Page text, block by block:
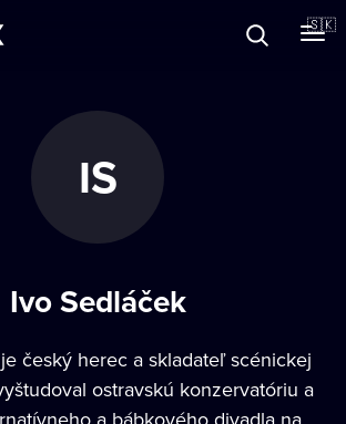
🇸🇰
IS
Ivo Sedláček
český herec a skladateľ scénickej
ostravskú konzervatóriu a